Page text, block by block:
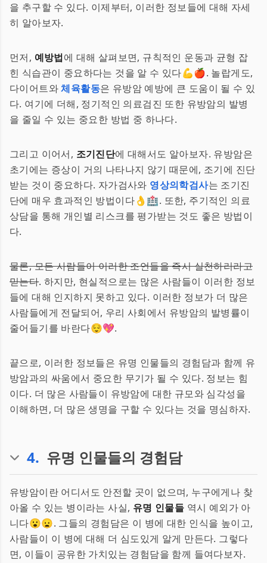
을 추구할 수 있다. 이제부터, 이러한 정보들에 대해 자세
히 알아보자.
먼저, 예방법에 대해 살펴보면, 규칙적인 운동과 균형 잡
힌 식습관이 중요하다는 것을 알 수 있다💪🍎. 놀랍게도,
다이어트와체육활동은 유방암 예방에 큰 도움이 될 수 있
다. 여기에 더해, 정기적인 의료검진 또한 유방암의 발병
을 줄일 수 있는 중요한 방법 중 하나다.
그리고 이어서, 조기진단에 대해서도 알아보자. 유방암은
초기에는 증상이 거의 나타나지 않기 때문에, 조기에 진단
받는 것이 중요하다. 자가검사와 영상의학검사는 조기진
단에 매우 효과적인 방법이다👌🏥. 또한, 주기적인 의료
상담을 통해 개인별 리스크를 평가받는 것도 좋은 방법이
다.
물론, 모든 사람들이 이러한 조언들을 즉시 실천하리라고
믿는다. 하지만, 현실적으로는 많은 사람들이 이러한 정보
들에 대해 인지하지 못하고 있다. 이러한 정보가 더 많은
사람들에게 전달되어, 우리 사회에서 유방암의 발병률이
줄어들기를 바란다😌💖.
끝으로, 이러한 정보들은 유명 인물들의 경험담과 함께 유
방암과의 싸움에서 중요한 무기가 될 수 있다. 정보는 힘
이다. 더 많은 사람들이 유방암에 대한 규모와 심각성을
이해하면, 더 많은 생명을 구할 수 있다는 것을 명심하자.
4. 유명 인물들의 경험담
유방암이란 어디서도 안전할 곳이 없으며, 누구에게나 찾
아올 수 있는 병이라는 사실, 유명 인물들 역시 예외가 아
니다😮😦. 그들의 경험담은 이 병에 대한 인식을 높이고,
사람들이 이 병에 대해 더 심도있게 알게 만든다. 그렇다
면, 이들이 공유한 가치있는 경험담을 함께 들여다보자.